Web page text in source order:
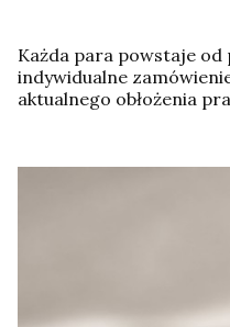
Każda para powstaje od
indywidualne
aktualnego obłożenia